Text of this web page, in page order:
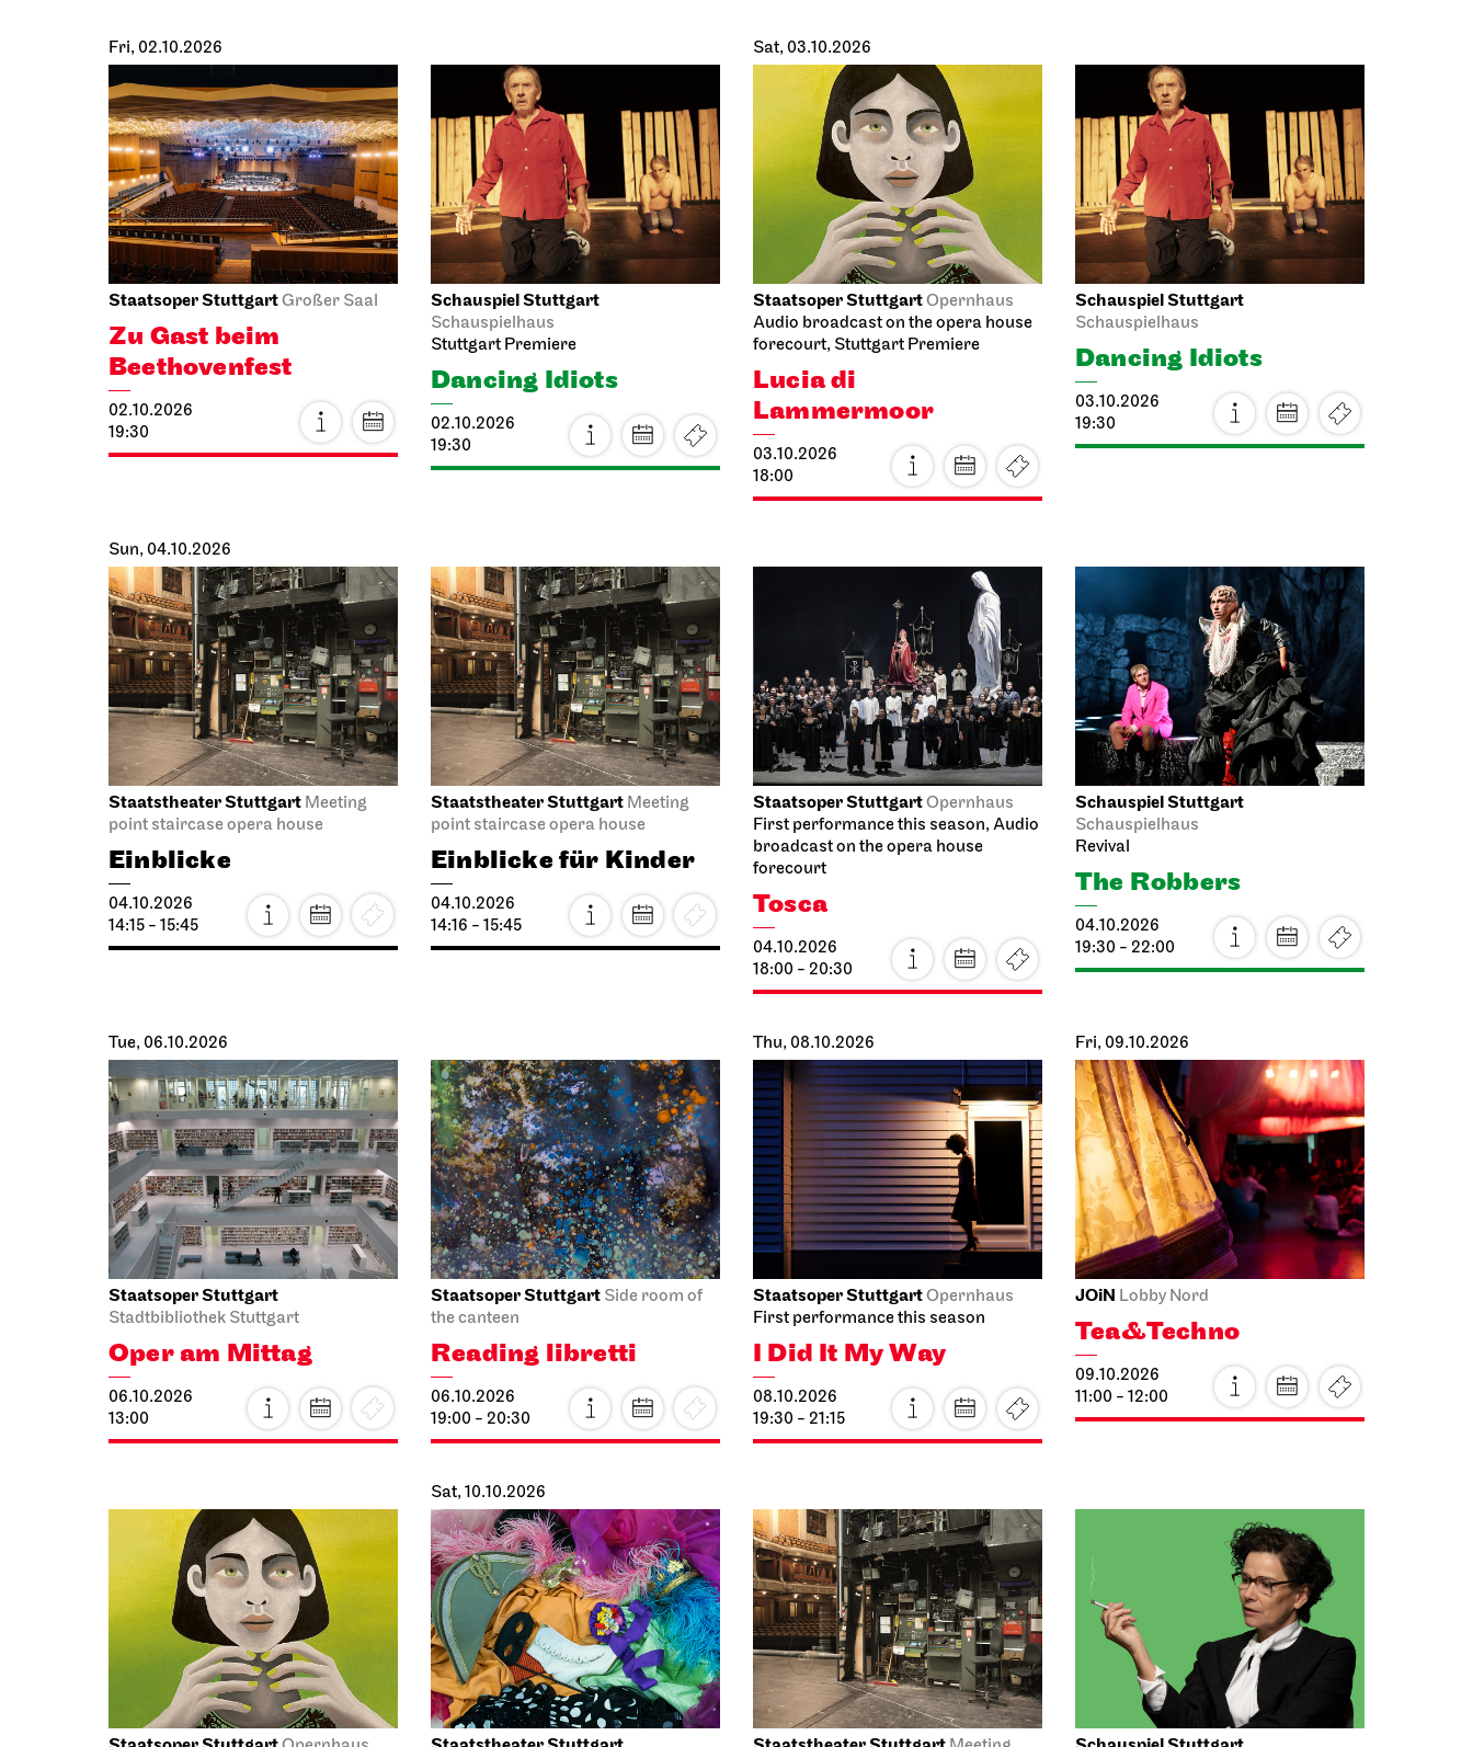
Fri, 02.10.2026
Staatsoper StuttgartGroßer Saal
Zu Gast beim
Beethovenfest
02.10.2026
19:30
Schauspiel Stuttgart
Schauspielhaus
Stuttgart Premiere
Dancing Idiots
02.10.2026
19:30
Sat, 03.10.2026
Staatsoper StuttgartOpernhaus
Audio broadcast on the opera house
forecourt, Stuttgart Premiere
Lucia di
Lammermoor
03.10.2026
18:00
Schauspiel Stuttgart
Schauspielhaus
Dancing Idiots
03.10.2026
19:30
Sun, 04.10.2026
Staatstheater Stuttgart Meeting
point staircase opera house
Einblicke
04.10.2026
14:15 - 15:45
Staatstheater Stuttgart Meeting
point staircase opera house
Einblicke für Kinder
04.10.2026
14:16 - 15:45
Staatsoper StuttgartOpernhaus
First performance this season, Audio
broadcast on the opera house
forecourt
Tosca
04.10.2026
18:00 - 20:30
Schauspiel Stuttgart
Schauspielhaus
Revival
The Robbers
04.10.2026
19:30 - 22:00
Tue, 06.10.2026
Staatsoper Stuttgart
Stadtbibliothek Stuttgart
Oper am Mittag
06.10.2026
13:00
Staatsoper Stuttgart Side room of
the canteen
Reading libretti
06.10.2026
19:00 - 20:30
Thu, 08.10.2026
Staatsoper StuttgartOpernhaus
First performance this season
I Did It My Way
08.10.2026
19:30 - 21:15
Fri, 09.10.2026
JOiN Lobby Nord
Tea&Techno
09.10.2026
11:00 - 12:00
Sat, 10.10.2026